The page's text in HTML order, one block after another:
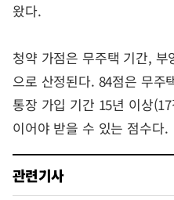
왔다.
청약 가점은 무주택 기간,
으로 산정된다. 84점은 무주
통장 가입 기간 15년 이상
이어야 받을 수 있는 점수다.
관련기사